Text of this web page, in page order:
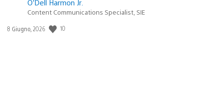
O’Dell Harmon Jr.
Content Communications Specialist, SIE
Data
8 Giugno, 2026 10